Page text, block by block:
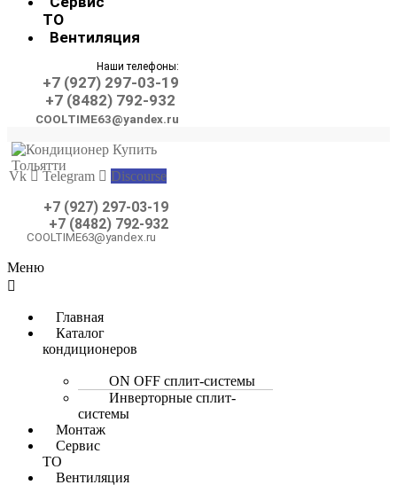
ТО
Вентиляция
Наши телефоны:
+7 (927) 297-03-19
+7 (8482) 792-932
COOLTIME63@yandex.ru
Vk Telegram Discourse
+7 (927) 297-03-19
+7 (8482) 792-932
COOLTIME63@yandex.ru
Меню
Главная
Каталог
кондиционеров
ON OFF сплит-системы
Инверторные сплит-
системы
Монтаж
Сервис
ТО
Вентиляция